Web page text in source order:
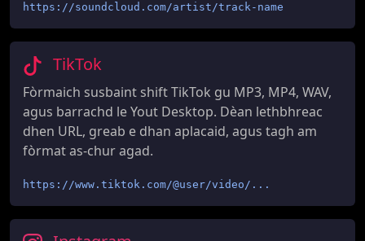
https://soundcloud.com/artist/track-name
TikTok
Fòrmaich susbaint shift TikTok gu MP3, MP4, WAV,
agus barrachd le Yout Desktop. Dèan lethbhreac
dhen URL, greab e dhan aplacaid, agus tagh am
fòrmat as-chur agad.
https://www.tiktok.com/@user/video/...